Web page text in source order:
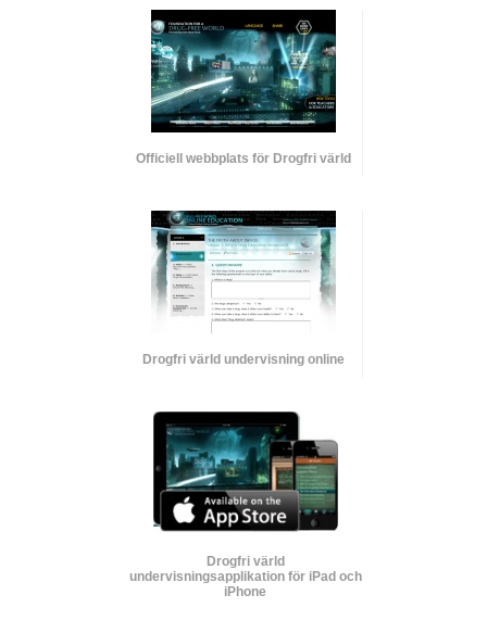
Officiell webbplats för Drogfri värld
Drogfri värld undervisning online
Drogfri värld
undervisningsapplikation för iPad och
iPhone